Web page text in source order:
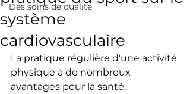
Des soins de qualité
système
cardiovasculaire
La pratique régulière d'une activité
physique a de nombreux
avantages pour la santé,